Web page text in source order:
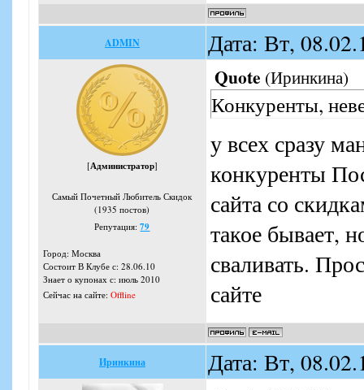
ADMIN Дата: Вт,
[Администратор]
Самый Почетный Любитель Скидок
(1935 постов)
Репутация:79
Город: Москва
Состоит В Клубе с: 28.06.10
Знает о купонах с: июль 2010
Сейчас на сайте: Offline
Quote (Иринкина)
Конкуренты,
у всех сразу
конкуренты
сайта со
такое бывает,
сваливать.
сайте
Иринкина Дата: Вт,